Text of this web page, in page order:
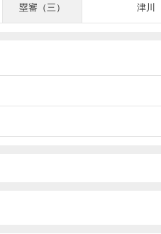
塁審（三） 津川